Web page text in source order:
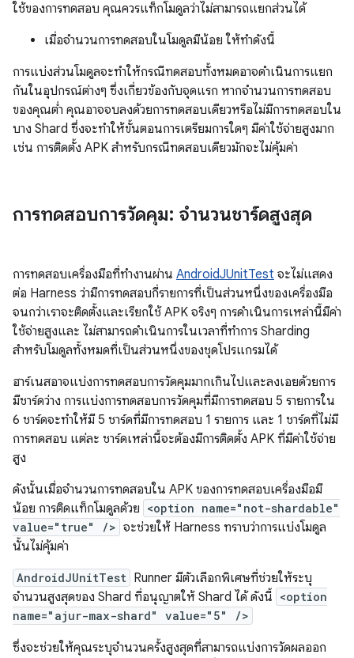
ใช้ของการทดสอบ คุณควรแท็กโมดูลว่าไม่สามารถแยกส่วนได้
เมื่อจำนวนการทดสอบในโมดูลมีน้อย ให้ทำดังนี้
การแบ่งส่วนโมดูลจะทำให้กรณีทดสอบทั้งหมดอาจดำเนินการแยก
กันในอุปกรณ์ต่างๆ ซึ่งเกี่ยวข้องกับจุดแรก หากจำนวนการทดสอบ
ของคุณต่ำ คุณอาจจบลงด้วยการทดสอบเดียวหรือไม่มีการทดสอบใน
บาง Shard ซึ่งจะทำให้ขั้นตอนการเตรียมการใดๆ มีค่าใช้จ่ายสูงมาก
เช่น การติดตั้ง APK สำหรับกรณีทดสอบเดียวมักจะไม่คุ้มค่า
การทดสอบการวัดคุม: จำนวนชาร์ดสูงสุด
การทดสอบเครื่องมือที่ทำงานผ่าน AndroidJUnitTest จะไม่แสดง
ต่อ Harness ว่ามีการทดสอบกี่รายการที่เป็นส่วนหนึ่งของเครื่องมือ
จนกว่าเราจะติดตั้งและเรียกใช้ APK จริงๆ การดำเนินการเหล่านี้มีค่า
ใช้จ่ายสูงและ ไม่สามารถดำเนินการในเวลาที่ทำการ Sharding
สำหรับโมดูลทั้งหมดที่เป็นส่วนหนึ่งของชุดโปรแกรมได้
ฮาร์เนสอาจแบ่งการทดสอบการวัดคุมมากเกินไปและลงเอยด้วยการ
มีชาร์ดว่าง การแบ่งการทดสอบการวัดคุมที่มีการทดสอบ 5 รายการใน
6 ชาร์ดจะทำให้มี 5 ชาร์ดที่มีการทดสอบ 1 รายการ และ 1 ชาร์ดที่ไม่มี
การทดสอบ แต่ละ ชาร์ดเหล่านี้จะต้องมีการติดตั้ง APK ที่มีค่าใช้จ่าย
สูง
ดังนั้นเมื่อจำนวนการทดสอบใน APK ของการทดสอบเครื่องมือมี
น้อย การติดแท็กโมดูลด้วย <option name="not-shardable"
value="true" /> จะช่วยให้ Harness ทราบว่าการแบ่งโมดูล
นั้นไม่คุ้มค่า
AndroidJUnitTest Runner มีตัวเลือกพิเศษที่ช่วยให้ระบุ
จำนวนสูงสุดของ Shard ที่อนุญาตให้ Shard ได้ ดังนี้ <option
name="ajur-max-shard" value="5" />
ซึ่งจะช่วยให้คุณระบุจำนวนครั้งสูงสุดที่สามารถแบ่งการวัดผลออก